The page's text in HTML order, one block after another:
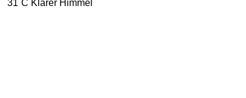
31 C Klarer Himmel